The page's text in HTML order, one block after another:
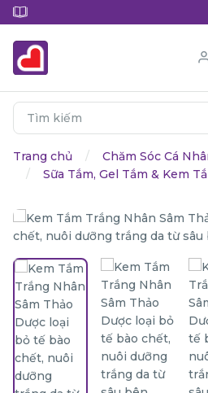
Trang chủ Chăm Sóc Cá
Sữa Tắm, Gel Tắm & Kem